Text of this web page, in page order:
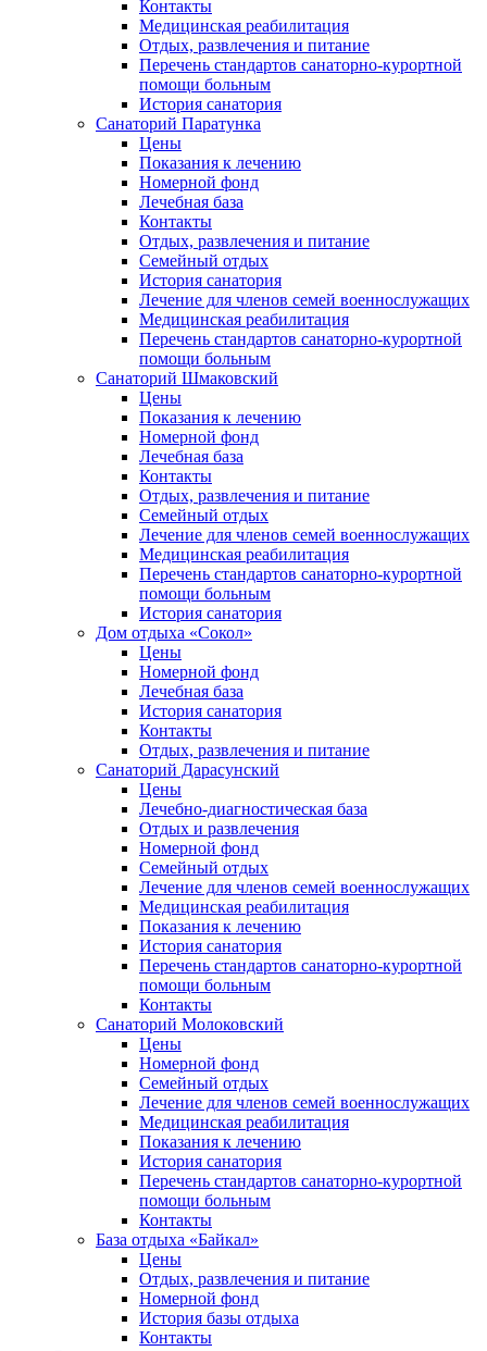
Контакты
Медицинская реабилитация
Отдых, развлечения и питание
Перечень стандартов санаторно-курортной
помощи больным
История санатория
Санаторий Паратунка
Цены
Показания к лечению
Номерной фонд
Лечебная база
Контакты
Отдых, развлечения и питание
Семейный отдых
История санатория
Лечение для членов семей военнослужащих
Медицинская реабилитация
Перечень стандартов санаторно-курортной
помощи больным
Санаторий Шмаковский
Цены
Показания к лечению
Номерной фонд
Лечебная база
Контакты
Отдых, развлечения и питание
Семейный отдых
Лечение для членов семей военнослужащих
Медицинская реабилитация
Перечень стандартов санаторно-курортной
помощи больным
История санатория
Дом отдыха «Сокол»
Цены
Номерной фонд
Лечебная база
История санатория
Контакты
Отдых, развлечения и питание
Санаторий Дарасунский
Цены
Лечебно-диагностическая база
Отдых и развлечения
Номерной фонд
Семейный отдых
Лечение для членов семей военнослужащих
Медицинская реабилитация
Показания к лечению
История санатория
Перечень стандартов санаторно-курортной
помощи больным
Контакты
Санаторий Молоковский
Цены
Номерной фонд
Семейный отдых
Лечение для членов семей военнослужащих
Медицинская реабилитация
Показания к лечению
История санатория
Перечень стандартов санаторно-курортной
помощи больным
Контакты
База отдыха «Байкал»
Цены
Отдых, развлечения и питание
Номерной фонд
История базы отдыха
Контакты